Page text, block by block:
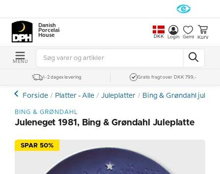
Danish
Porcelain
House
DKK Login Gemt Kurv
MENU
1-2 dages levering Gratis fragt over DKK 799,-
Forside Platter - Alle Juleplatter Bing & Grøndahl
BING & GRØNDAHL
Juleneget 1981, Bing & Grøndahl Juleplatte
SPAR 50%